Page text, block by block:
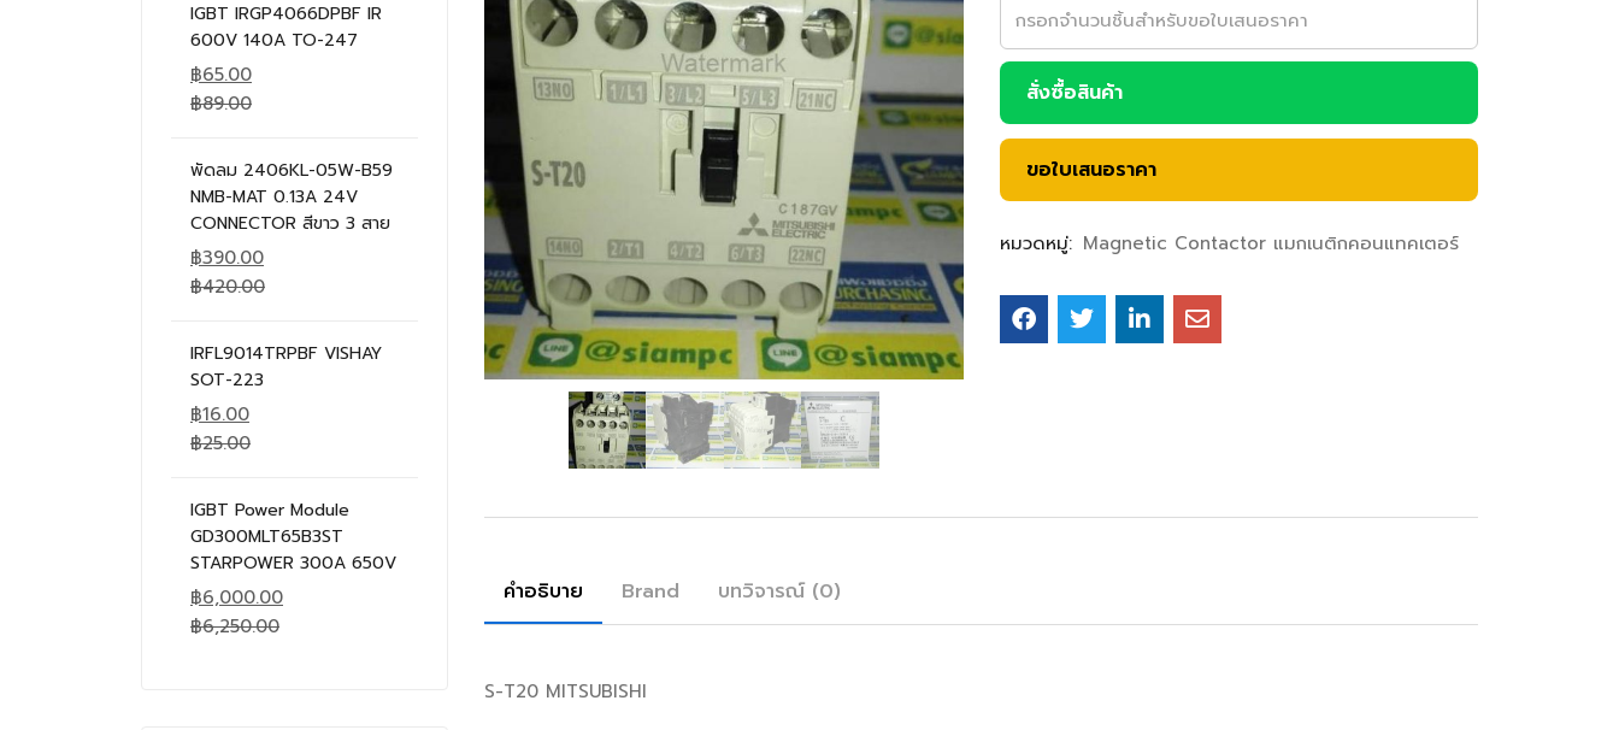
IGBT IRGP4066DPBF IR
600V 140A TO-247
฿65.00
฿89.00
พัดลม 2406KL-05W-B59
NMB-MAT 0.13A 24V
CONNECTOR สีขาว 3 สาย
฿390.00
฿420.00
IRFL9014TRPBF VISHAY
SOT-223
฿16.00
฿25.00
IGBT Power Module
GD300MLT65B3ST
STARPOWER 300A 650V
฿6,000.00
฿6,250.00
สั่งซื้อสินค้า
ขอใบเสนอราคา
หมวดหมู่: Magnetic Contactor แมกเนติกคอนแทคเตอร์
คำอธิบาย Brand บทวิจารณ์ (0)
S-T20 MITSUBISHI